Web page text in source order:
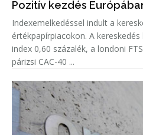
Pozitív kezdés
Indexemelkedéssel indult a
értékpapírpiacokon. A kereskedés kezdetén a frankfurti DAX
index 0,60 százalék, a londoni
párizsi CAC-40 ...